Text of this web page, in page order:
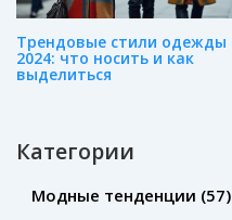
Трендовые стили одежды
2024: что носить и как
выделиться
Категории
Модные тенденции (57)